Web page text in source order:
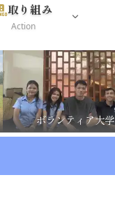
取り組み
Action
ボランティア大学